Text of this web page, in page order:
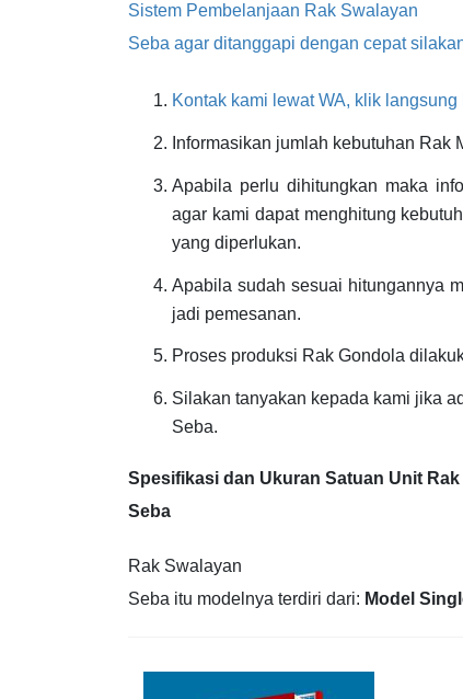
Sistem Pembelanjaan Rak Swalayan
Seba agar ditanggapi dengan cepat
Kontak kami lewat WA, klik
Informasikan jumlah kebutuhan Rak
Apabila perlu dihitungkan maka
agar kami dapat menghitung
yang diperlukan.
Apabila sudah sesuai hitungannya
jadi pemesanan.
Proses produksi Rak Gondola
Silakan tanyakan kepada kami jika
Seba.
Spesifikasi dan Ukuran Satuan Unit Rak
Seba
Rak Swalayan
Seba itu modelnya terdiri dari: Model